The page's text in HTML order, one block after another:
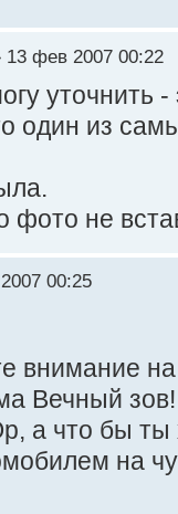
13 фев 2007 00:22
уточнить
один из
фото не
00:25
внимание
Вечный
а что бы ты
на